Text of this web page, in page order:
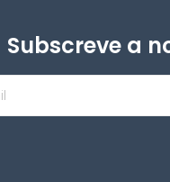
Subscreve a